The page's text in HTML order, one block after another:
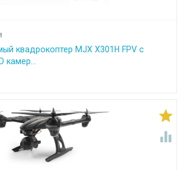
квадрокоптер MJX X301H FPV с

